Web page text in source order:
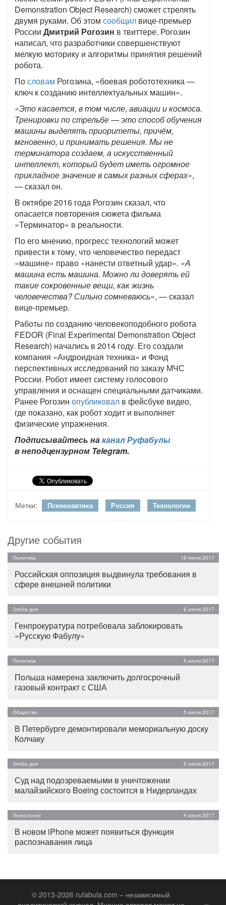
Demonstration Object Research) сможет стрелять
двумя руками. Об этом сообщил вице-премьер
России Дмитрий Рогозин в твиттере. Рогозин
написал, что разработчики совершенствуют
мелкую моторику и алгоритмы принятия решений
робота.
Пословам Рогозина, «боевая робототехника —
ключ к созданию интеллектуальных машин».
«Это касается, в том числе, авиации и космоса.
Тренировки по стрельбе — это способ обучения
машины выделять приоритеты, причём,
мгновенно, и принимать решения. Мы не
терминатора создаем, а искусственный
интеллект, который будет иметь огромное
прикладное значение в самых разных сферах»,
— сказал он.
В октябре 2016 года Рогозин сказал, что
опасается повторения сюжета фильма
«Терминатор» в реальности.
По его мнению, прогресс технологий может
привести к тому, что человечество передаст
«машине» право «нанести ответный удар». «А
машина есть машина. Можно ли доверять ей
такие сокровенные вещи, как жизнь
человечества? Сильно сомневаюсь», — сказал
вице-премьер.
Работы по созданию человекоподобного робота
FEDOR (Final Experimental Demonstration Object
Research) начались в 2014 году. Его создали
компания «Андроидная техника» и Фонд
перспективных исследований по заказу МЧС
России. Робот имеет систему голосового
управления и оснащен специальными датчиками.
Ранее Рогозин опубликовал в фейсбуке видео,
где показано, как робот ходит и выполняет
физические упражнения.
Подписывайтесь наканал Руфабулы
в неподцензурном Telegram.
Метки: Психонавтика Россия Технологии
Другие события
Политика 19 июля 2017
Российская оппозиция выдвинула требования в
сфере внешней политики
Злоба дня 6 июля 2017
Генпрокуратура потребовала заблокировать
«Русскую Фабулу»
Политика 5 июля 2017
Польша намерена заключить долгосрочный
газовый контракт с США
Общество 5 июля 2017
В Петербурге демонтировали мемориальную доску
Колчаку
Злоба дня 5 июля 2017
Суд над подозреваемыми в уничтожении
малайзийского Boeing состоится в Нидерландах
Технологии 4 июля 2017
В новом iPhone может появиться функция
распознавания лица
© 2013-2026 rufabula.com – независимый